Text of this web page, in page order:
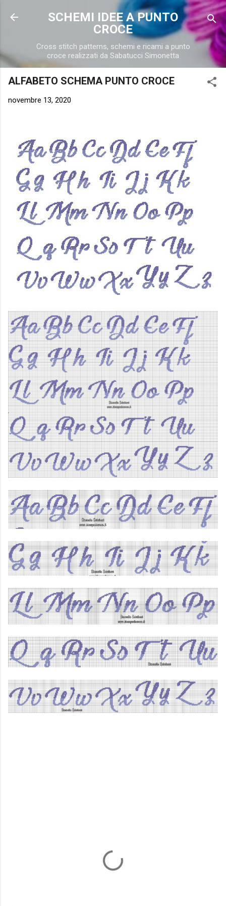
Passa ai contenuti principali
SCHEMI IDEE A PUNTO
CROCE
Cross stitch patterns, schemi e ricami a punto
croce realizzati da Sabatucci Simonetta
ALFABETO SCHEMA PUNTO CROCE
novembre 13, 2020